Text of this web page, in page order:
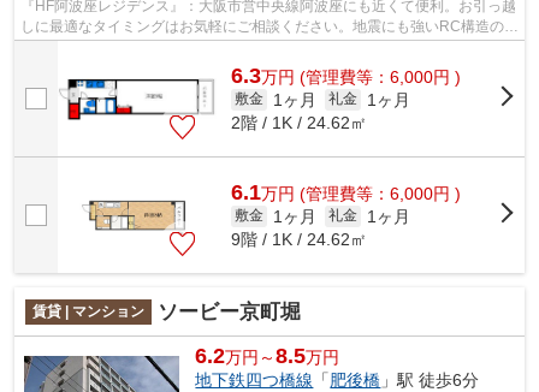
『HF阿波座レジデンス』：大阪市営中央線阿波座にも近くて便利。お引っ越
しに最適なタイミングはお気軽にご相談ください。地震にも強いRC構造の住
6.3万円 (管理費等：6,000円 )
敷金 1ヶ月 礼金
1ヶ月
2階 / 1K / 24.62㎡
6.1万円 (管理費等：6,000円 )
敷金 1ヶ月 礼金
1ヶ月
9階 / 1K / 24.62㎡
賃貸 | マンション ソービー京町堀
6.2万円～8.5万円
地下鉄四つ橋線 「肥後橋 」駅 徒歩6分